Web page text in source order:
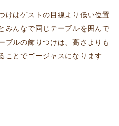
けはゲストの目線より低い位置
みんなで同じテーブルを囲んで
ブルの飾りつけは、高さよりも
ことでゴージャスになります